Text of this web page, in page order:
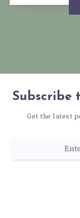
Subscribe
Get the latest